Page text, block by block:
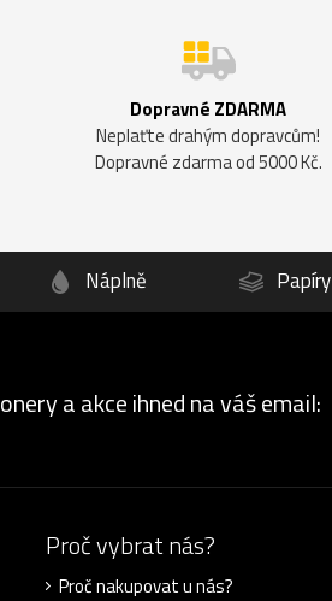
Dopravné ZDARMA
Neplaťte drahým dopravcům!
Dopravné zdarma od 5000 Kč.
Náplně Papíry
a akce ihned na váš email:
Proč vybrat nás?
Proč nakupovat u nás?